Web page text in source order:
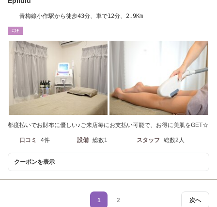
青梅線小作駅から徒歩43分、車で12分、2.9Km
ｴｽﾃ
都度払いでお財布に優しい♪ご来店毎にお支払い可能で、お得に美肌をGET☆
口コミ 4件 設備 総数1 スタッフ 総数2人
クーポンを表示
次へ
1 2